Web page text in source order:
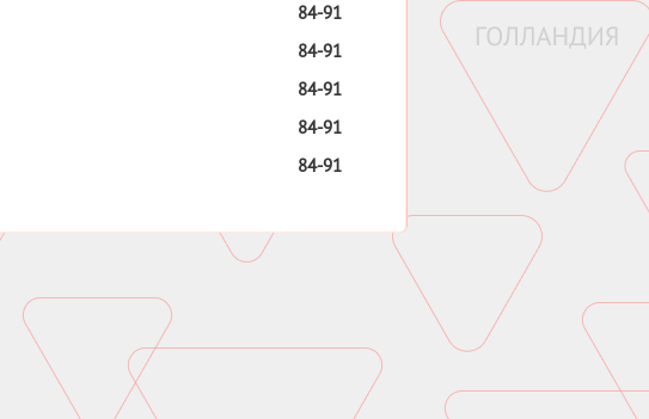
84-91
84-91
84-91
84-91
84-91